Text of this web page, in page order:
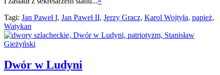
Tagi: Jan Paweł I, Jan Paweł II, Jerzy Gracz, Karol Wojtyła, papież,
Watykan
Dwór w Ludyni